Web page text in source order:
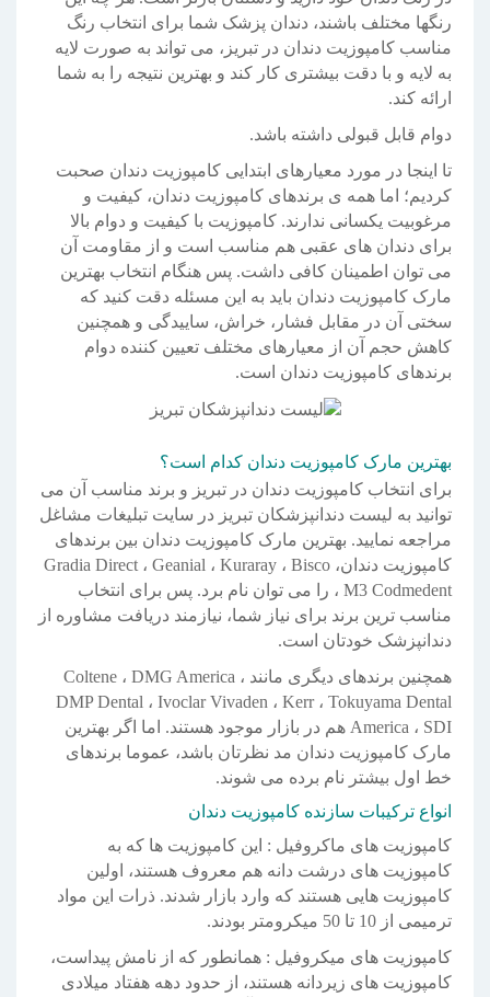
رنگها مختلف باشند، دندان پزشک شما برای انتخاب رنگ
مناسب کامپوزیت دندان در تبریز، می تواند به صورت لایه
به لایه و با دقت بیشتری کار کند و بهترین نتیجه را به شما
ارائه کند.
دوام قابل قبولی داشته باشد.
تا اینجا در مورد معیارهای ابتدایی کامپوزیت دندان صحبت
کردیم؛ اما همه ی برندهای کامپوزیت دندان، کیفیت و
مرغوبیت یکسانی ندارند. کامپوزیت با کیفیت و دوام بالا
برای دندان های عقبی هم مناسب است و از مقاومت آن
می توان اطمینان کافی داشت. پس هنگام انتخاب بهترین
مارک کامپوزیت دندان باید به این مسئله دقت کنید که
سختی آن در مقابل فشار، خراش، ساییدگی و همچنین
کاهش حجم آن از معیارهای مختلف تعیین کننده دوام
برندهای کامپوزیت دندان است.
بهترین مارک کامپوزیت دندان کدام است؟
برای انتخاب کامپوزیت دندان در تبریز و برند مناسب آن می
توانید به لیست دندانپزشکان تبریز در سایت تبلیغات مشاغل
مراجعه نمایید. بهترین مارک کامپوزیت دندان بین برندهای
کامپوزیت دندان، Gradia Direct ، Geanial ، Kuraray ، Bisco
، M3 Codmedent را می توان نام برد. پس برای انتخاب
مناسب ترین برند برای نیاز شما، نیازمند دریافت مشاوره از
دندانپزشک خودتان است.
همچنین برندهای دیگری مانند Coltene ، DMG America ،
DMP Dental ، Ivoclar Vivaden ، Kerr ، Tokuyama Dental
America ، SDI هم در بازار موجود هستند. اما اگر بهترین
مارک کامپوزیت دندان مد نظرتان باشد، عموما برندهای
خط اول بیشتر نام برده می شوند.
انواع ترکیبات سازنده کامپوزیت دندان
کامپوزیت های ماکروفیل : این کامپوزیت ها که به
کامپوزیت های درشت دانه هم معروف هستند، اولین
کامپوزیت هایی هستند که وارد بازار شدند. ذرات این مواد
ترمیمی از 10 تا 50 میکرومتر بودند.
کامپوزیت های میکروفیل : همانطور که از نامش پیداست،
کامپوزیت های زیردانه هستند، از حدود دهه هفتاد میلادی